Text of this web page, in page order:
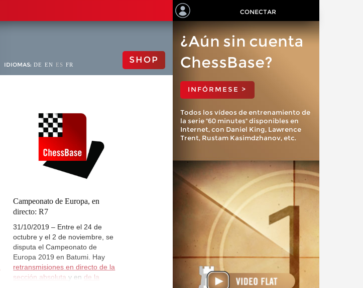
CONECTAR
IDIOMAS: DE EN ES FR SHOP
Campeonato de Europa, en
directo: R7
31/10/2019 – Entre el 24 de
octubre y el 2 de noviembre, se
disputa el Campeonato de
Europa 2019 en Batumi. Hay
retransmisiones en directo de la
sección absolutay en de la
¿Aún sin cuenta
ChessBase?
INFÓRMESE >
Todos los vídeos de entrenamiento de
la serie "60 minutes" disponibles en
Internet, con Daniel King, Lawrence
Trent, Rustam Kasimdzhanov, etc.